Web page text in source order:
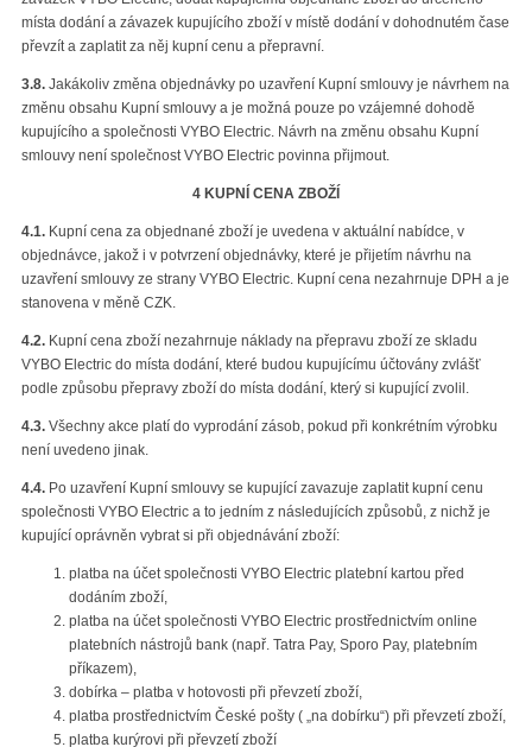
místa dodání a závazek kupujícího zboží v místě dodání v dohodnutém čase
převzít a zaplatit za něj kupní cenu a přepravní.
3.8. Jakákoliv změna objednávky po uzavření Kupní smlouvy je návrhem na
změnu obsahu Kupní smlouvy a je možná pouze po vzájemné dohodě
kupujícího a společnosti VYBO Electric. Návrh na změnu obsahu Kupní
smlouvy není společnost VYBO Electric povinna přijmout.
4 KUPNÍ CENA ZBOŽÍ
4.1. Kupní cena za objednané zboží je uvedena v aktuální nabídce, v
objednávce, jakož i v potvrzení objednávky, které je přijetím návrhu na
uzavření smlouvy ze strany VYBO Electric. Kupní cena nezahrnuje DPH a je
stanovena v měně CZK.
4.2. Kupní cena zboží nezahrnuje náklady na přepravu zboží ze skladu
VYBO Electric do místa dodání, které budou kupujícímu účtovány zvlášť
podle způsobu přepravy zboží do místa dodání, který si kupující zvolil.
4.3. Všechny akce platí do vyprodání zásob, pokud při konkrétním výrobku
není uvedeno jinak.
4.4. Po uzavření Kupní smlouvy se kupující zavazuje zaplatit kupní cenu
společnosti VYBO Electric a to jedním z následujících způsobů, z nichž je
kupující oprávněn vybrat si při objednávání zboží:
platba na účet společnosti VYBO Electric platební kartou před
dodáním zboží,
platba na účet společnosti VYBO Electric prostřednictvím online
platebních nástrojů bank (např. Tatra Pay, Sporo Pay, platebním
příkazem),
dobírka – platba v hotovosti při převzetí zboží,
platba prostřednictvím České pošty ( „na dobírku“) při převzetí zboží,
platba kurýrovi při převzetí zboží